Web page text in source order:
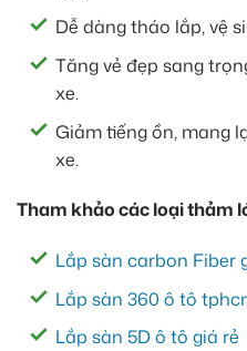
Dễ dàng tháo lắp, vệ
Tăng vẻ đẹp sang
xe.
Giảm tiếng ồn, mang
xe.
Tham khảo các loại thảm
Lắp sàn carbon Fiber
Lắp sàn 360 ô tô
Lắp sàn 5D ô tô giá rẻ